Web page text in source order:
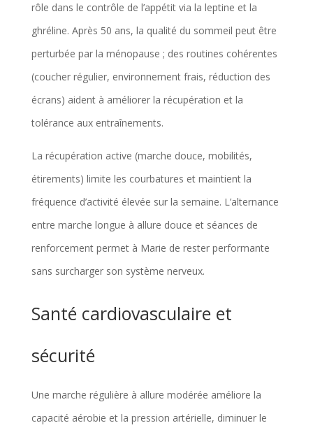
rôle dans le contrôle de l’appétit via la leptine et la
ghréline. Après 50 ans, la qualité du sommeil peut être
perturbée par la ménopause ; des routines cohérentes
(coucher régulier, environnement frais, réduction des
écrans) aident à améliorer la récupération et la
tolérance aux entraînements.
La récupération active (marche douce, mobilités,
étirements) limite les courbatures et maintient la
fréquence d’activité élevée sur la semaine. L’alternance
entre marche longue à allure douce et séances de
renforcement permet à Marie de rester performante
sans surcharger son système nerveux.
Santé cardiovasculaire et
sécurité
Une marche régulière à allure modérée améliore la
capacité aérobie et la pression artérielle, diminuer le